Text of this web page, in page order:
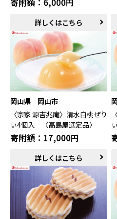
境港市（鳥取県）
琴浦町
日吉津村（鳥取県）
大山
南部町（鳥取県）
伯耆町
日南町（鳥取県）日野町
江府町（鳥取県）
松江市
大田市（島根県）
安来市
岡山市（岡山県）倉敷市
高梁市（岡山県）
瀬戸内
四国エ
小豆島町（香川県）
松山
東温市（愛媛県）
砥部町
九州エ
壱岐市（長崎県）西海市（
宇城市（熊本県）
指宿市
寄附額：6,000円
詳しくはこちら
岡山県 岡山市
〈宗家 源吉兆庵〉清水白桃ぜり
ぃ4個入 〈高島屋選定品〉
寄附額：17,000円
詳しくはこちら